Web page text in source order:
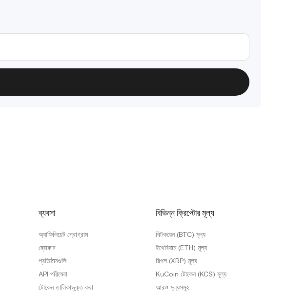
ব্যবসা
অ্যাফিলিয়েট প্রোগ্রাম
ব্রোকার
প্রতিষ্ঠানগুলি
API পরিষেবা
টোকেন তালিকাভুক্ত করা
বিভিন্ন ক্রিপ্টোর মূল্য
বিটকয়েন (BTC) মূল্য
ইথেরিয়াম (ETH) মূল্য
রিপল (XRP) মূল্য
KuCoin টোকেন (KCS) মূল্য
আরও মূল্যসমূহ